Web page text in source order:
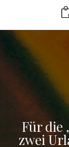
Für die
zwei